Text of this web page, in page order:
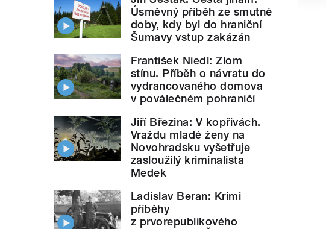
Úsměvný příběh ze smutné
doby, kdy byl do hraniční
Šumavy vstup zakázán
František Niedl: Zlom
stínu. Příběh o návratu do
vydrancovaného domova
v poválečném pohraničí
Jiří Březina: V kopřivách.
Vraždu mladé ženy na
Novohradsku vyšetřuje
zasloužilý kriminalista
Medek
Ladislav Beran: Krimi
příběhy
z prvorepublikového